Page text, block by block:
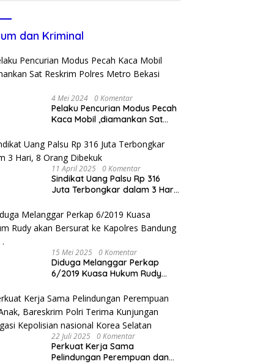
dan Kriminal
4 Mei 2024 0 Komentar
Pelaku Pencurian Modus Pecah
Kaca Mobil ,diamankan Sat
Kota
11 April 2025 0 Komentar
Sindikat Uang Palsu Rp 316
Juta Terbongkar dalam 3 Hari,
15 Mei 2025 0 Komentar
Diduga Melanggar Perkap
6/2019 Kuasa Hukum Rudy
Bandung Kota .
22 Juli 2025 0 Komentar
Perkuat Kerja Sama
Pelindungan Perempuan dan